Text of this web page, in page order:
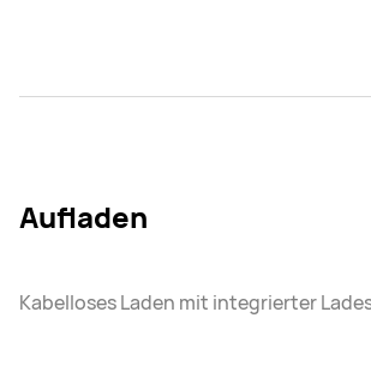
Aufladen
Kabelloses Laden mit integrierter